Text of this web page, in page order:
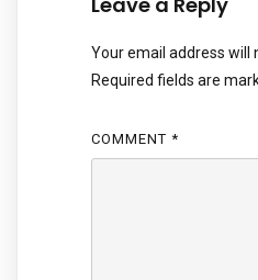
Your email address will
Required fields are
COMMENT *